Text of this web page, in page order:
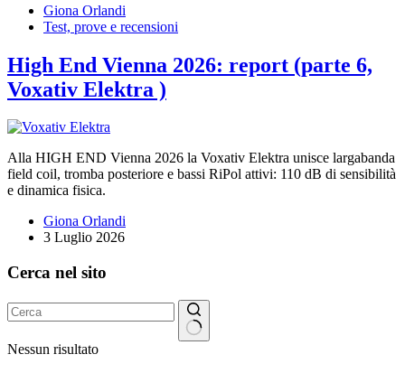
Giona Orlandi
Test, prove e recensioni
High End Vienna 2026: report (parte 6,
Voxativ Elektra )
Alla HIGH END Vienna 2026 la Voxativ Elektra unisce largabanda
field coil, tromba posteriore e bassi RiPol attivi: 110 dB di sensibilità
e dinamica fisica.
Giona Orlandi
3 Luglio 2026
Cerca nel sito
Nessun risultato